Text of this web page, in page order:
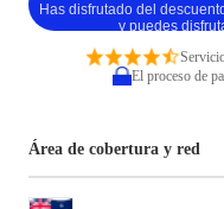
Has disfrutado del
y puedes
El proceso de
Área de cobertura y red